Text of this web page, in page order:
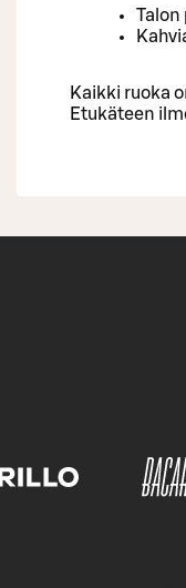
Kaikki ruoka
Etukäteen